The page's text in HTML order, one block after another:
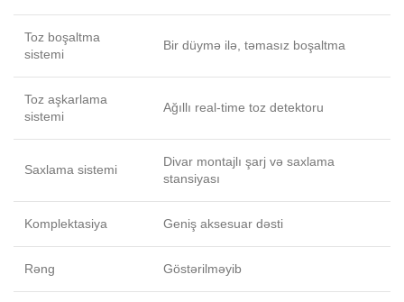
Toz boşaltma
sistemi
Bir düymə ilə, təmasız boşaltma
Toz aşkarlama
sistemi
Ağıllı real-time toz detektoru
Saxlama sistemi
Divar montajlı şarj və saxlama
stansiyası
Komplektasiya Geniş aksesuar dəsti
Rəng Göstərilməyib